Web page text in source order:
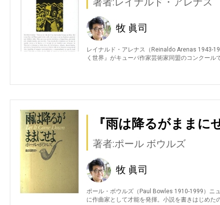
牧 眞司
レイナルド・アレナス（Reinaldo Arenas 1943-
く世界』がキューバ作家芸術家同盟のコンクール
『雨は降るがままに
著者:ポール ボウルズ
牧 眞司
ポール・ボウルズ（Paul Bowles 1910-1999）ニ
に作曲家として才能を発揮。小説を書きはじめた